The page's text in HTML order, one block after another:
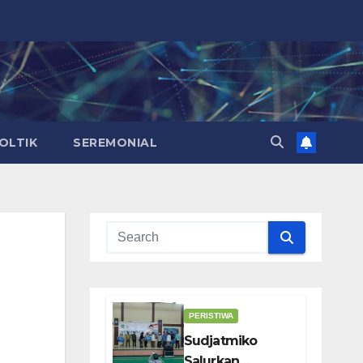
SEREMONIAL
PERISTIWA
Sudjatmiko